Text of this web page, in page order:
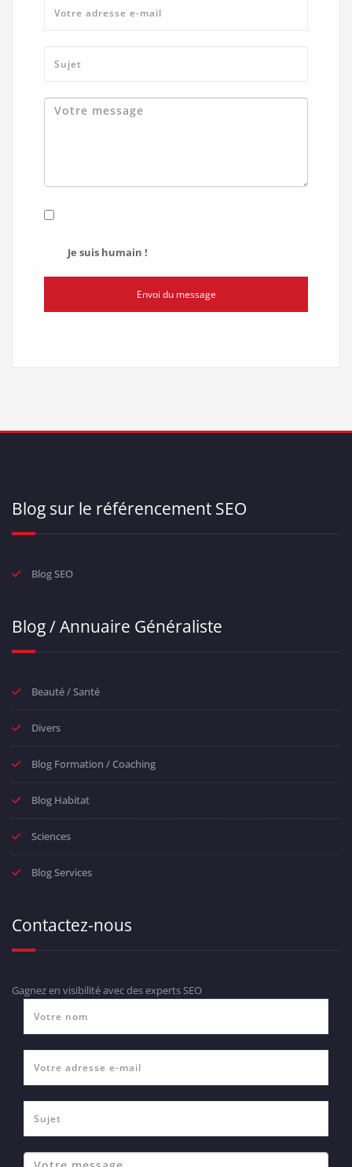
Je suis humain !
Envoi du message
Blog sur le référencement SEO
Blog SEO
Blog / Annuaire Généraliste
Beauté / Santé
Divers
Blog Formation / Coaching
Blog Habitat
Sciences
Blog Services
Contactez-nous
Gagnez en visibilité avec des experts SEO